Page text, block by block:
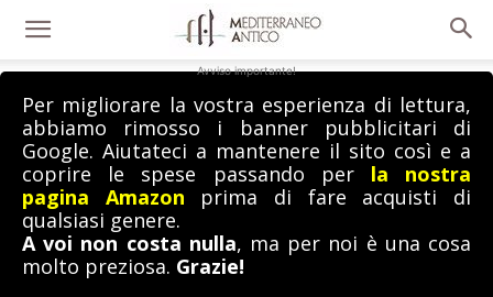
Avviso importante!
Per migliorare la vostra esperienza di lettura,
abbiamo rimosso i banner pubblicitari di
Google. Aiutateci a mantenere il sito così e a
coprire le spese passando per la nostra
pagina Amazon prima di fare acquisti di
qualsiasi genere.
A voi non costa nulla, ma per noi è una cosa
molto preziosa. Grazie!